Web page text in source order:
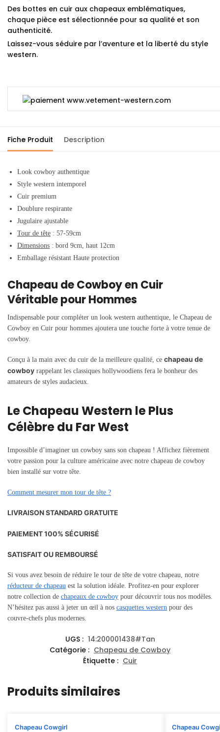
Des bottes en cuir aux chapeaux emblématiques,
chaque pièce est sélectionnée pour sa qualité et son
authenticité.
Laissez-vous séduire par l’aventure et la liberté du style
western.
Fiche Produit Description
Look cowboy authentique
Style western intemporel
Cuir premium
Doublure respirante
Jugulaire ajustable
Tour de tête : 57-59cm
Dimensions : bord 9cm, haut 12cm
Emballage résistant Haute protection
Chapeau de Cowboy en Cuir
Véritable pour Hommes
Indispensable pour compléter un look western authentique, le Chapeau de
Cowboy en Cuir pour hommes ajoutera une touche forte à votre tenue de
cowboy.
Conçu à la main avec du cuir de la meilleure qualité, ce chapeau de
cowboy rappelant les classiques hollywoodiens fera le bonheur des
amateurs de styles audacieux.
Le Chapeau Western le Plus
Célèbre du Far West
Impossible d’imaginer un cowboy sans son chapeau ! Affichez fièrement
votre passion pour la culture américaine avec notre chapeau de cowboy
bien installé sur votre tête.
Comment mesurer mon tour de tête ?
LIVRAISON STANDARD GRATUITE
PAIEMENT 100% SÉCURISÉ
SATISFAIT OU REMBOURSÉ
Si vous avez besoin de réduire le tour de tête de votre chapeau, notre
réducteur de chapeau est la solution idéale. Profitez-en pour explorer
notre collection de chapeaux de cowboy pour découvrir tous nos modèles.
N’hésitez pas aussi à jeter un œil à nos casquettes western pour des
couvre-chefs plus modernes.
UGS : 14:200001438#Tan
Catégorie : Chapeau de Cowboy
Étiquette : Cuir
Produits similaires
Chapeau Cowgirl Chapeau